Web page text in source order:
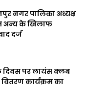
नगर पालिका अध्यक्ष
अन्य के खिलाफ
दर्ज
दिवस पर लायंस क्लब
कार्यक्रम का